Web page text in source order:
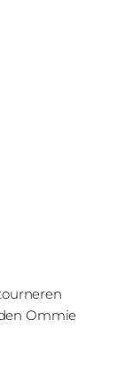
Ommie